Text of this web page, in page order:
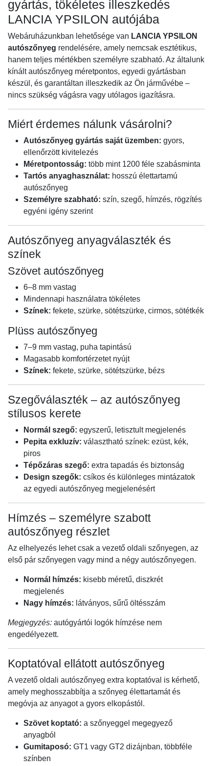
gyártás, tökéletes illeszkedés
LANCIA YPSILON autójába
Webáruházunkban lehetősége van LANCIA YPSILON
autószőnyeg rendelésére, amely nemcsak esztétikus,
hanem teljes mértékben személyre szabható. Az általunk
kínált autószőnyeg méretpontos, egyedi gyártásban
készül, és garantáltan illeszkedik az Ön járművébe –
nincs szükség vágásra vagy utólagos igazításra.
Miért érdemes nálunk vásárolni?
Autószőnyeg gyártás saját üzemben: gyors,
ellenőrzött kivitelezés
Méretpontosság: több mint 1200 féle szabásminta
Tartós anyaghasználat: hosszú élettartamú
autószőnyeg
Személyre szabható: szín, szegő, hímzés, rögzítés
egyéni igény szerint
Autószőnyeg anyagválaszték és
színek
Szövet autószőnyeg
6–8 mm vastag
Mindennapi használatra tökéletes
Színek: fekete, szürke, sötétszürke, cirmos, sötétkék
Plüss autószőnyeg
7–9 mm vastag, puha tapintású
Magasabb komfortérzetet nyújt
Színek: fekete, szürke, sötétszürke, bézs
Szegőválaszték – az autószőnyeg
stílusos kerete
Normál szegő: egyszerű, letisztult megjelenés
Pepita exkluzív: választható színek: ezüst, kék,
piros
Tépőzáras szegő: extra tapadás és biztonság
Design szegők: csíkos és különleges mintázatok
az egyedi autószőnyeg megjelenésért
Hímzés – személyre szabott
autószőnyeg részlet
Az elhelyezés lehet csak a vezető oldali szőnyegen, az
első pár szőnyegen vagy mind a négy autószőnyegen.
Normál hímzés: kisebb méretű, diszkrét
megjelenés
Nagy hímzés: látványos, sűrű öltésszám
Megjegyzés: autógyártói logók hímzése nem
engedélyezett.
Koptatóval ellátott autószőnyeg
A vezető oldali autószőnyeg extra koptatóval is kérhető,
amely meghosszabbítja a szőnyeg élettartamát és
megóvja az anyagot a gyors elkopástól.
Szövet koptató: a szőnyeggel megegyező
anyagból
Gumitaposó: GT1 vagy GT2 dizájnban, többféle
színben